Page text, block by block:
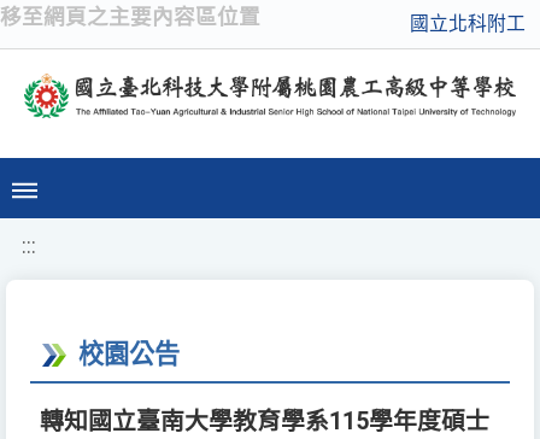
移至網頁之主要內容區位置 國立北科附工
:::
校園公告
轉知國立臺南大學教育學系115學年度碩士